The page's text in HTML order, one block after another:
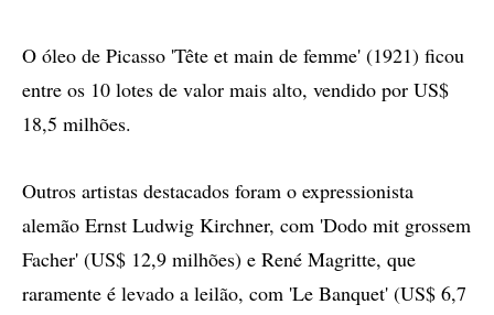
O óleo de Picasso 'Tête et main de femme' (1921) ficou
entre os 10 lotes de valor mais alto, vendido por US$
18,5 milhões.
Outros artistas destacados foram o expressionista
alemão Ernst Ludwig Kirchner, com 'Dodo mit grossem
Facher' (US$ 12,9 milhões) e René Magritte, que
raramente é levado a leilão, com 'Le Banquet' (US$ 6,7